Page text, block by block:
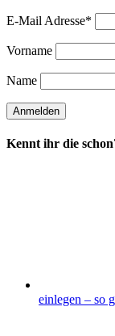
E-Mail Adresse*
Vorname
Name
Kennt ihr die
einlegen – so